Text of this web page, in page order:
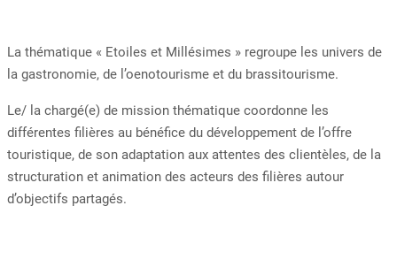
La thématique « Etoiles et Millésimes » regroupe les univers de
la gastronomie, de l’oenotourisme et du brassitourisme.
Le/ la chargé(e) de mission thématique coordonne les
différentes filières au bénéfice du développement de l’offre
touristique, de son adaptation aux attentes des clientèles, de la
structuration et animation des acteurs des filières autour
d’objectifs partagés.